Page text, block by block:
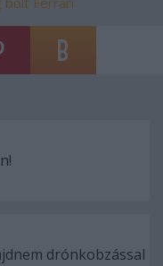
drónkobzással